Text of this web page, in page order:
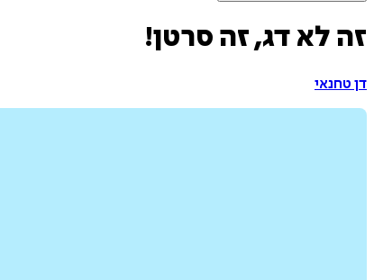
זה לא דג, זה סרטן!
דן טחנאי